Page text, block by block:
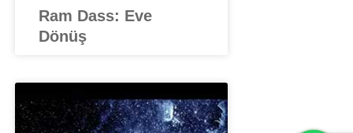
Ram Dass: Eve
Dönüş